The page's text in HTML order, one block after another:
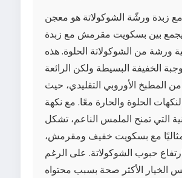
زبدة ورشّة الشوكولاتة هو معجن
بين بسكويت مقرمش مع زبدة
ورشة من الشوكولاتة الحلوة. هذه
الخفيفة البسيطة ولكن الرائعة
المطبخ الأوروبي التقليدي، حيث
الحلوة والحارة معًا. مع نكهة
التي تمنح الملمس الناعم، تشكل
مثاليًا مع بسكويت خفيف ومقرمش،
حبوب الشوكولاتة. على الرغم
الخيار الأكثر صحة بسبب محتواه